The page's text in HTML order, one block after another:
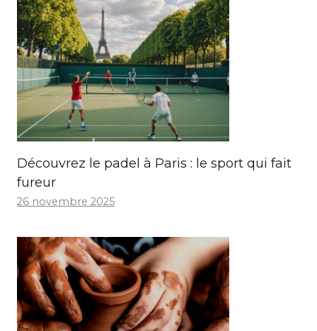
Découvrez le padel à Paris : le sport qui fait
fureur
26 novembre 2025